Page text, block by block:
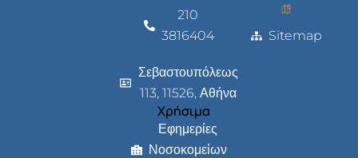
210
3816404
Σεβαστουπόλεως
113, 11526, Αθήνα
Χρήσιμα
Εφημερίες
Νοσοκομείων
Sitemap